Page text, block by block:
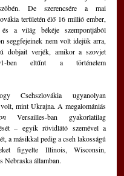
De szerencsére a mai
területén élő 16 millió ember,
a világ békéje szempontjából
seggfejeinek nem volt idejük arra,
dobjait verjék, amikor a szovjet
ben eltűnt a történelem
Csehszlovákia ugyanolyan
Versailles-ban gyakorlatilag
– egyik rövidlátó szemével a
a másikkal pedig a cseh lakosságú
figyelte Illinois, Wisconsin,
Nebraska államban.